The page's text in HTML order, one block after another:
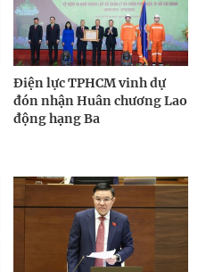
Điện lực TPHCM vinh dự
đón nhận Huân chương Lao
động hạng Ba